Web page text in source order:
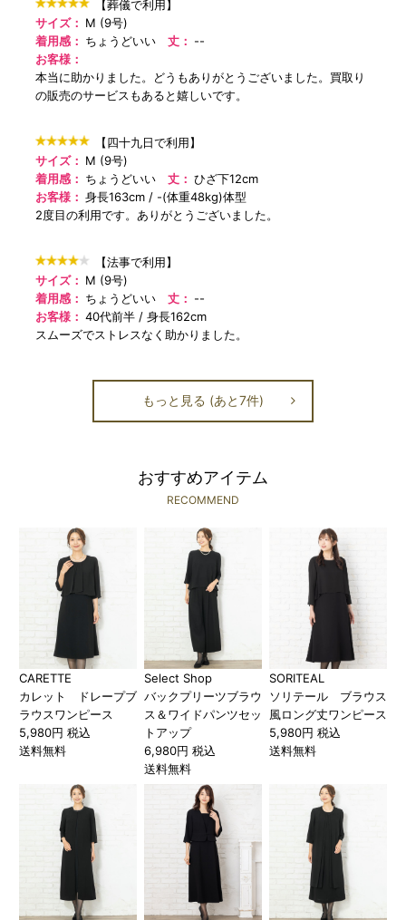
【葬儀で利用】
サイズ： M (9号)
着用感： ちょうどいい 丈： --
お客様：
本当に助かりました。どうもありがとうございました。買取り
の販売のサービスもあると嬉しいです。
【四十九日で利用】
サイズ： M (9号)
着用感： ちょうどいい 丈：ひざ下12cm
お客様：身長163cm
-(体重48kg)体型
2度目の利用です。ありがとうございました。
【法事で利用】
サイズ： M (9号)
着用感： ちょうどいい 丈： --
お客様：40代前半
身長162cm
スムーズでストレスなく助かりました。
もっと見る (あと7件)
おすすめアイテム
RECOMMEND
CARETTE
カレット ドレープブ
ラウスワンピース
5,980円 税込
送料無料
Select Shop
バックプリーツブラウ
ス＆ワイドパンツセッ
トアップ
6,980円 税込
送料無料
SORITEAL
ソリテール ブラウス
風ロング丈ワンピース
5,980円 税込
送料無料